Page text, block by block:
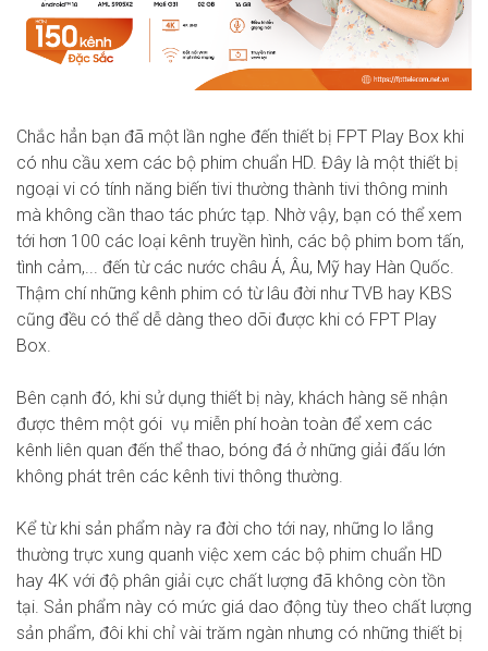
Chắc hẳn bạn đã một lần nghe đến thiết bị FPT Play Box khi
có nhu cầu xem các bộ phim chuẩn HD. Đây là một thiết bị
ngoại vi có tính năng biến tivi thường thành tivi thông minh
mà không cần thao tác phức tạp. Nhờ vậy, bạn có thể xem
tới hơn 100 các loại kênh truyền hình, các bộ phim bom tấn,
tình cảm,... đến từ các nước châu Á, Âu, Mỹ hay Hàn Quốc.
Thậm chí những kênh phim có từ lâu đời như TVB hay KBS
cũng đều có thể dễ dàng theo dõi được khi có FPT Play
Box.
Bên cạnh đó, khi sử dụng thiết bị này, khách hàng sẽ nhận
được thêm một gói vụ miễn phí hoàn toàn để xem các
kênh liên quan đến thể thao, bóng đá ở những giải đấu lớn
không phát trên các kênh tivi thông thường.
Kể từ khi sản phẩm này ra đời cho tới nay, những lo lắng
thường trực xung quanh việc xem các bộ phim chuẩn HD
hay 4K với độ phân giải cực chất lượng đã không còn tồn
tại. Sản phẩm này có mức giá dao động tùy theo chất lượng
sản phẩm, đôi khi chỉ vài trăm ngàn nhưng có những thiết bị